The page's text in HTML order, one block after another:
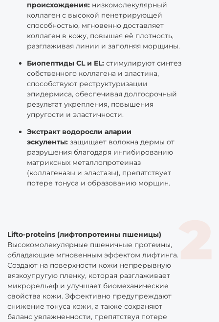
происхождения: низкомолекулярный
коллаген с высокой пенетрирующей
способностью, мгновенно доставляет
коллаген в кожу, повышая её плотность,
разглаживая линии и заполняя морщины.
Биопептиды CL и EL: стимулируют синтез
собственного коллагена и эластина,
способствуют реструктуризации
эпидермиса, обеспечивая долгосрочный
результат укрепления, повышения
упругости и эластичности.
Экстракт водоросли аларии
эскуленты: защищает волокна дермы от
разрушения благодаря ингибированию
матриксных металлопротеиназ
(коллагеназы и эластазы), препятствует
потере тонуса и образованию морщин.
Lifto-proteins (лифтопротеины пшеницы)
Высокомолекулярные пшеничные протеины,
обладающие мгновенным эффектом лифтинга.
Создают на поверхности кожи непрерывную
вязкоупругую пленку, которая разглаживает
микрорельеф и улучшает биомеханические
свойства кожи. Эффективно предупреждают
снижение тонуса кожи, а также сохраняют
баланс увлажненности, препятствуя потере